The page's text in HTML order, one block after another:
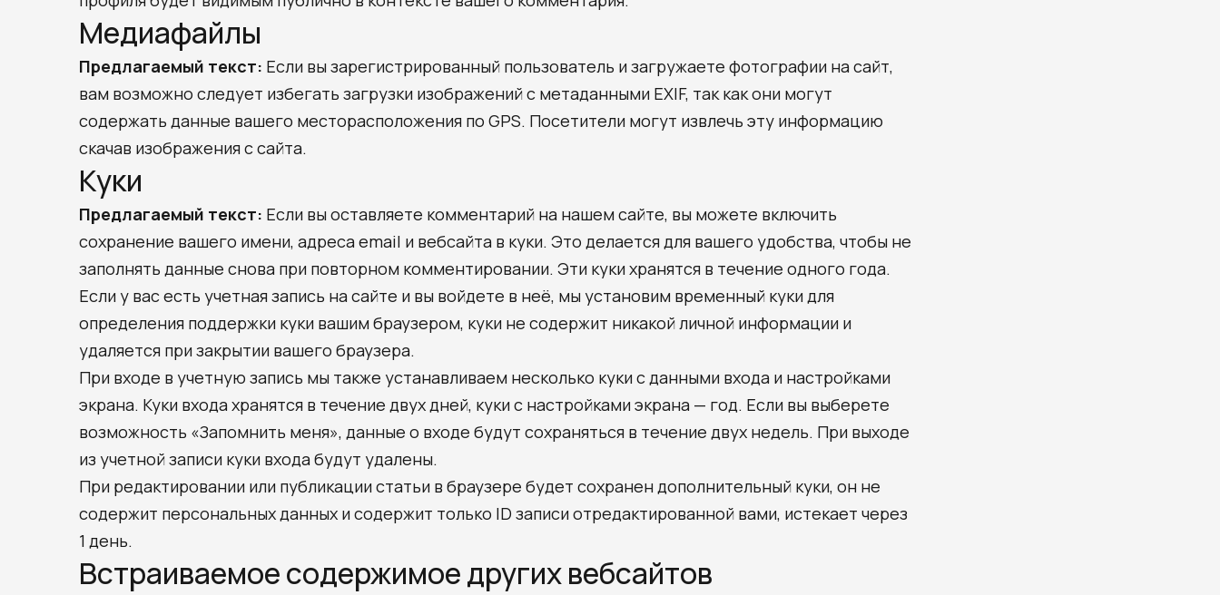
Медиафайлы
Предлагаемый текст: Если вы зарегистрированный пользователь и загружаете фотографии на сайт,
вам возможно следует избегать загрузки изображений с метаданными EXIF, так как они могут
содержать данные вашего месторасположения по GPS. Посетители могут извлечь эту информацию
скачав изображения с сайта.
Куки
Предлагаемый текст: Если вы оставляете комментарий на нашем сайте, вы можете включить
сохранение вашего имени, адреса email и вебсайта в куки. Это делается для вашего удобства, чтобы не
заполнять данные снова при повторном комментировании. Эти куки хранятся в течение одного года.
Если у вас есть учетная запись на сайте и вы войдете в неё, мы установим временный куки для
определения поддержки куки вашим браузером, куки не содержит никакой личной информации и
удаляется при закрытии вашего браузера.
При входе в учетную запись мы также устанавливаем несколько куки с данными входа и настройками
экрана. Куки входа хранятся в течение двух дней, куки с настройками экрана — год. Если вы выберете
возможность «Запомнить меня», данные о входе будут сохраняться в течение двух недель. При выходе
из учетной записи куки входа будут удалены.
При редактировании или публикации статьи в браузере будет сохранен дополнительный куки, он не
содержит персональных данных и содержит только ID записи отредактированной вами, истекает через
1 день.
Встраиваемое содержимое других вебсайтов